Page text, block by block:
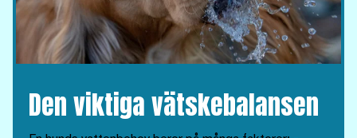
Den viktiga vätskebalansen